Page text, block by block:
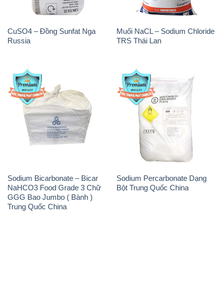
CuSO4 – Đồng Sunfat Nga
Russia
Muối NaCL – Sodium Chloride
TRS Thái Lan
Sodium Bicarbonate – Bicar
NaHCO3 Food Grade 3 Chữ
GGG Bao Jumbo ( Bành )
Trung Quốc China
Sodium Percarbonate Dạng
Bột Trung Quốc China